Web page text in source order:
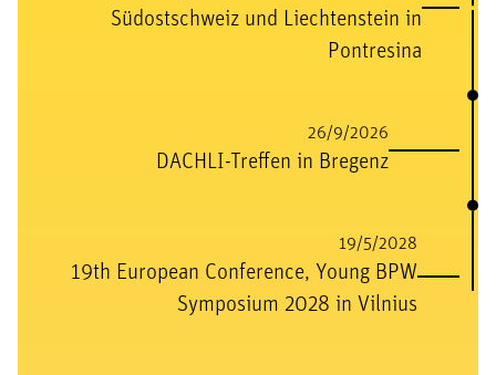
Südostschweiz und Liechtenstein in
Pontresina
26/9/2026
DACHLI-Treffen in Bregenz
19/5/2028
19th European Conference, Young BPW
Symposium 2028 in Vilnius